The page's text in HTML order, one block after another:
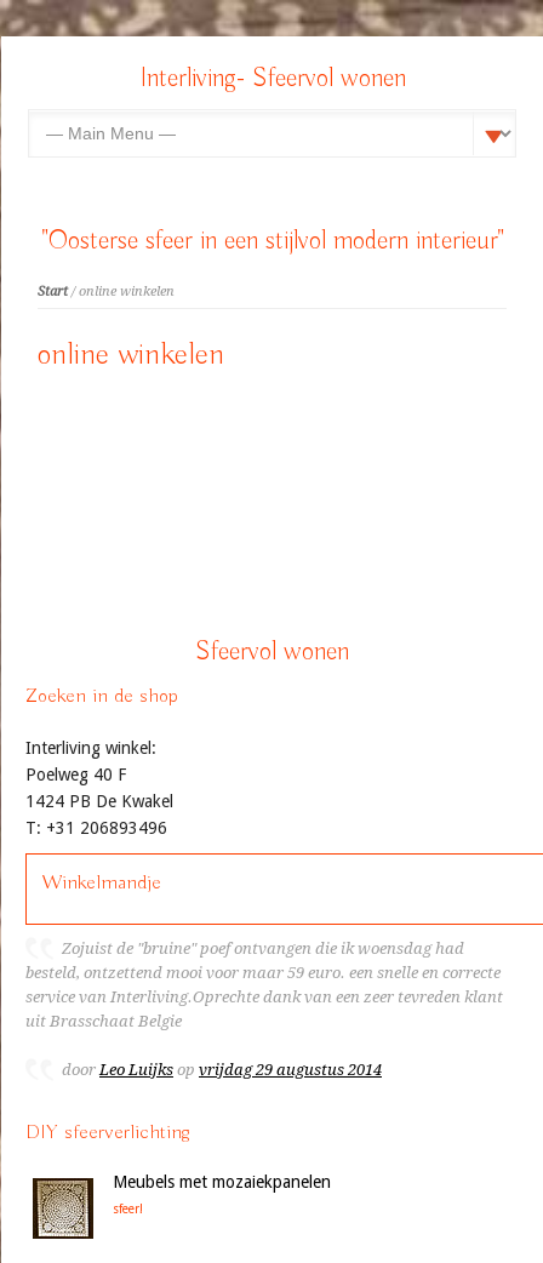
Interliving- Sfeervol wonen
"Oosterse sfeer in een stijlvol modern interieur"
Start/ online winkelen
online winkelen
Sfeervol wonen
Zoeken in de shop
Interliving winkel:
Poelweg 40 F
1424 PB De Kwakel
T: +31 206893496
Winkelmandje
Zojuist de "bruine" poef ontvangen die ik woensdag had
besteld, ontzettend mooi voor maar 59 euro. een snelle en correcte
service van Interliving.Oprechte dank van een zeer tevreden klant
uit Brasschaat Belgie
doorLeo Luijks op vrijdag 29 augustus 2014
DIY sfeerverlichting
Meubels met mozaiekpanelen
sfeer!